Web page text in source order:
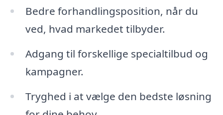
Bedre forhandlingsposition, når du
ved, hvad markedet tilbyder.
Adgang til forskellige specialtilbud og
kampagner.
Tryghed i at vælge den bedste løsning